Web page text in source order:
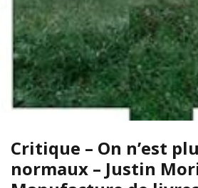
Critique – On n’est
normaux – Justin